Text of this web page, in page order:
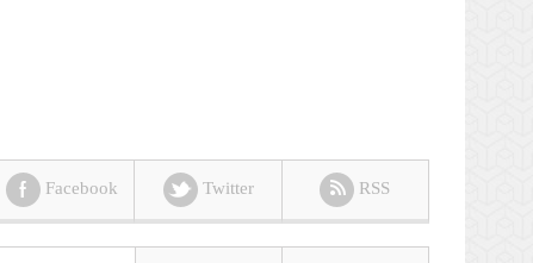
Facebook Twitter RSS